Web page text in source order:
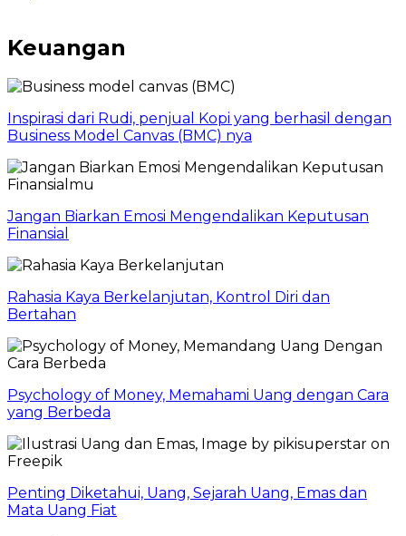
Keuangan
Inspirasi dari Rudi, penjual Kopi yang berhasil dengan
Business Model Canvas (BMC) nya
Jangan Biarkan Emosi Mengendalikan Keputusan
Finansial
Rahasia Kaya Berkelanjutan, Kontrol Diri dan
Bertahan
Psychology of Money, Memahami Uang dengan Cara
yang Berbeda
Penting Diketahui, Uang, Sejarah Uang, Emas dan
Mata Uang Fiat